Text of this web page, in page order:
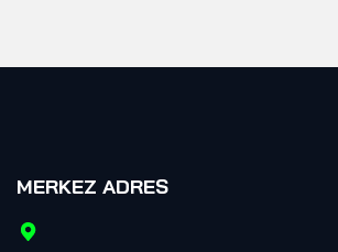
MERKEZ ADRES